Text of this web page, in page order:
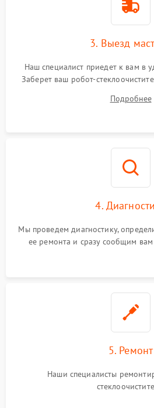
3. Выезд
Наш специалист приедет к вам в
Заберет ваш робот-
Подробнее
4.
Мы проведем диагностику,
ее ремонта и сразу сообщим
5. Ремонт
Наши специалисты